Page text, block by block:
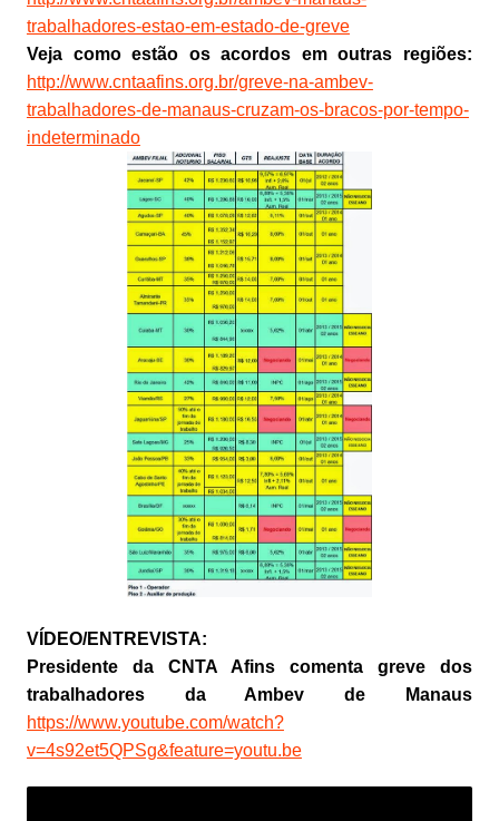
trabalhadores-estao-em-estado-de-greve
Veja como estão os acordos em outras regiões:
http://www.cntaafins.org.br/greve-na-ambev-
trabalhadores-de-manaus-cruzam-os-bracos-por-tempo-
indeterminado
VÍDEO/ENTREVISTA:
Presidente da CNTA Afins comenta greve dos
trabalhadores da Ambev de Manaus
https://www.youtube.com/watch?
v=4s92et5QPSg&feature=youtu.be